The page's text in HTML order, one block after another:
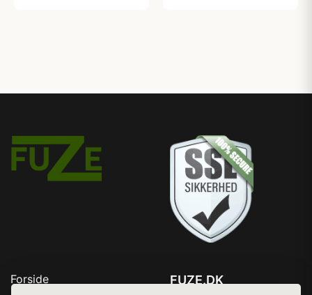
Forside
FUZE.DK